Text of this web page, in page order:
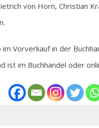
von Horn, Christian
Vorverkauf in der
ist im Buchhandel oder